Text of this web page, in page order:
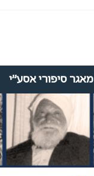
מאגר סיפורי אסע"י